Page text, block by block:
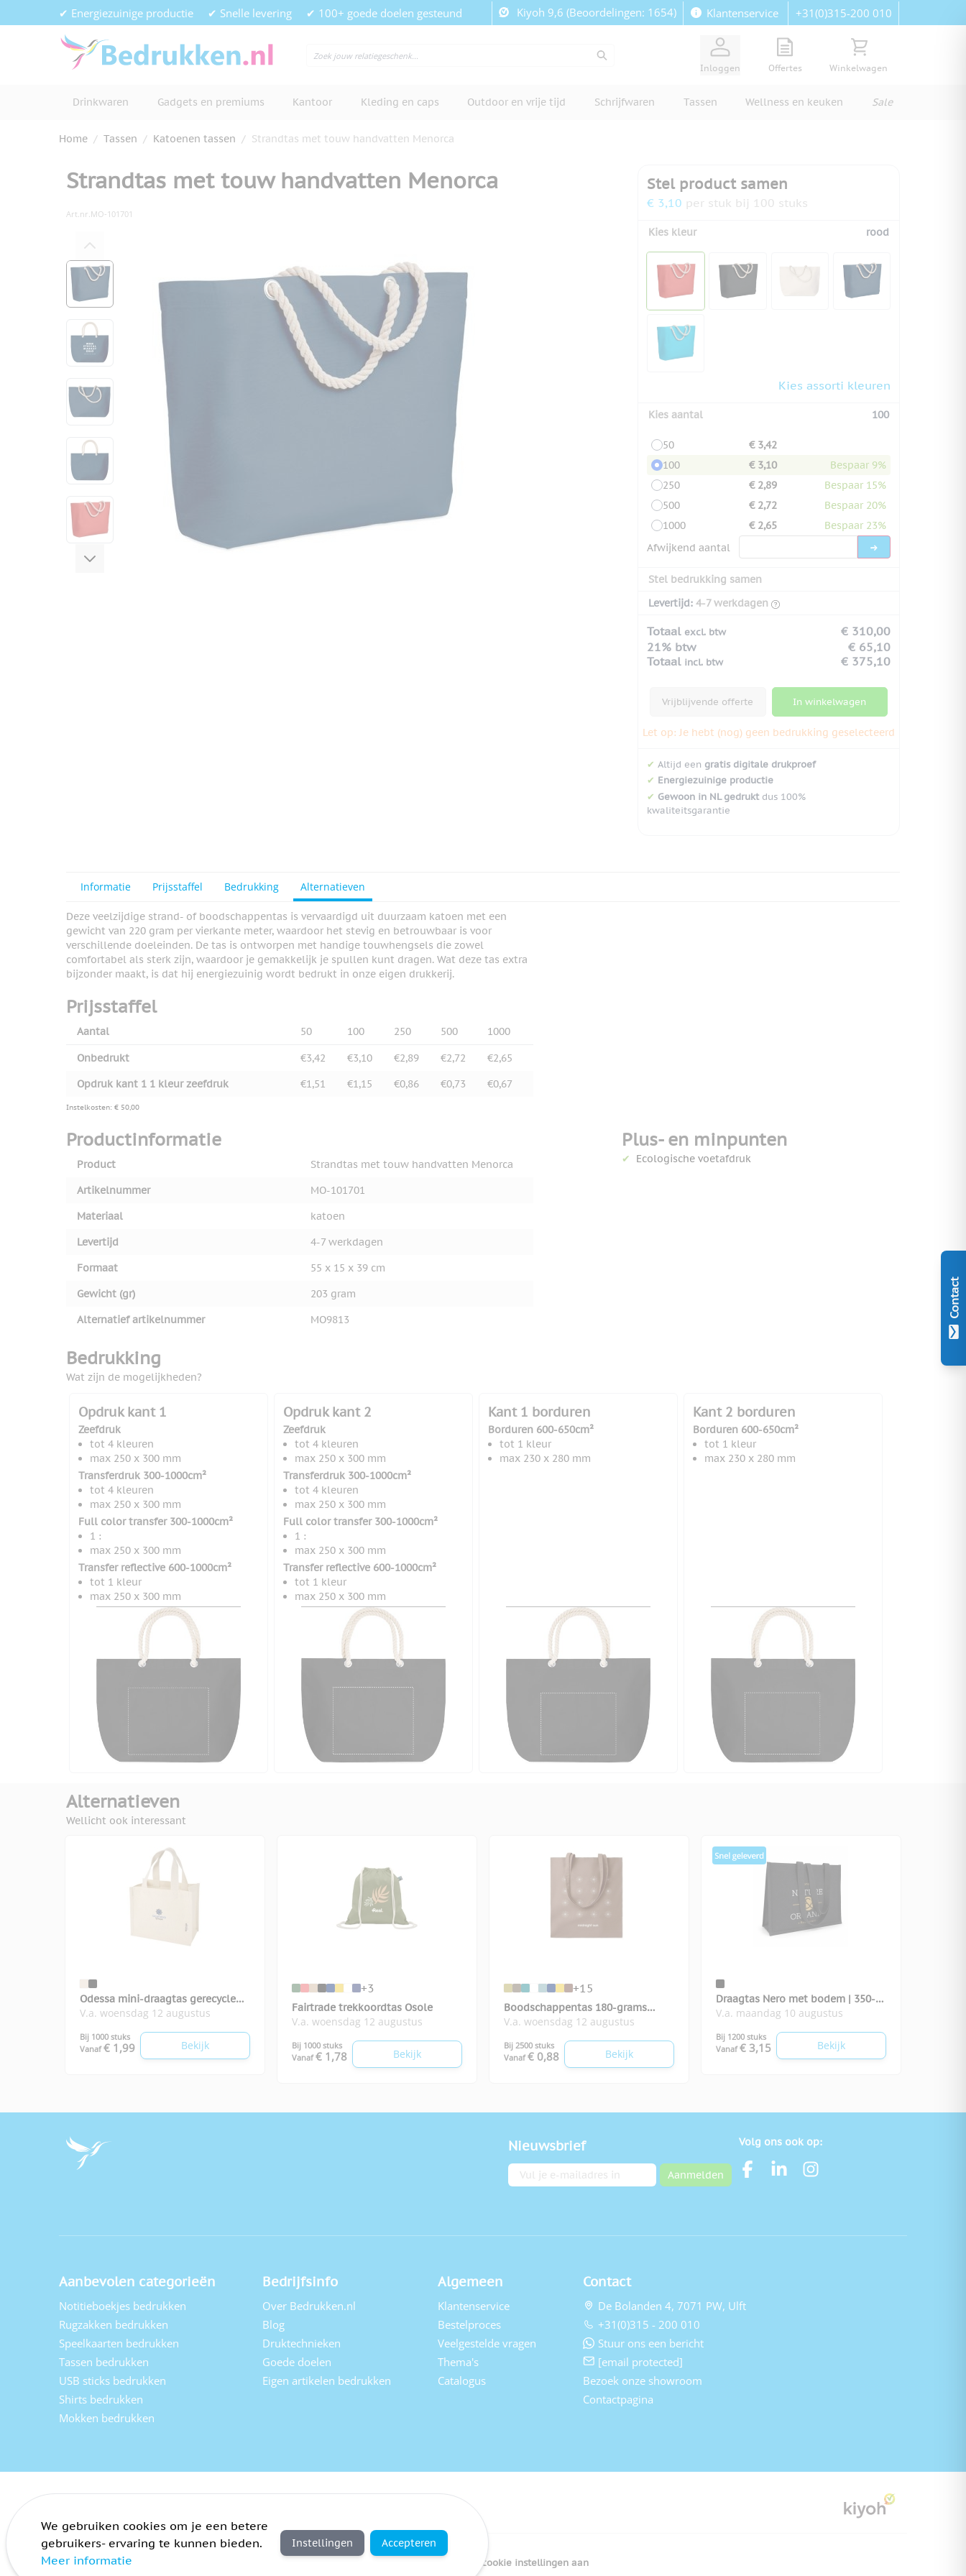
Contact
Ga naar de inhoud✔ Energiezuinige productie ✔ Snelle levering ✔ 100+ goede doelen gesteund Kiyoh 9,6 (Beoordelingen: 1654) Klantenservice +31(0)315-200 010
Inloggen
View quote, Quote is empty
Offertes
Bekijk winkelwagen,
Winkelwagen
Drinkwaren Gadgets en premiums Kantoor Kleding en caps Outdoor en vrije tijd Schrijfwaren Tassen Wellness en keuken Sale
Home / Tassen / Katoenen tassen / Strandtas met touw handvatten Menorca
Strandtas met touw handvatten Menorca
Art.nr.MO-101701
View larger image
View larger image
View larger image
View larger image
View larger image
View larger image
Stel product samen
€ 3,10 per stuk bij 100 stuks
Kies kleur rood
Kies assorti kleuren
Kies aantal 100
50
€ 3,42
100
€ 3,10
Bespaar 9%
250
€ 2,89
Bespaar 15%
500
€ 2,72
Bespaar 20%
1000
€ 2,65
Bespaar 23%
Afwijkend aantal
Stel bedrukking samen
Levertijd: 4-7 werkdagen
Totaal excl. btw
€ 310,00
21% btw
€ 65,10
Totaal incl. btw € 375,10
Vrijblijvende offerte In winkelwagen
Let op: Je hebt (nog) geen bedrukking geselecteerd
✔ Altijd een gratis digitale drukproef
✔ Energiezuinige productie
✔ Gewoon in NL gedruktdus 100%
kwaliteitsgarantie
Informatie Prijsstaffel Bedrukking Alternatieven
Deze veelzijdige strand- of boodschappentas is vervaardigd uit duurzaam katoen met een
gewicht van 220 gram per vierkante meter, waardoor het stevig en betrouwbaar is voor
verschillende doeleinden. De tas is ontworpen met handige touwhengsels die zowel
comfortabel als sterk zijn, waardoor je gemakkelijk je spullen kunt dragen. Wat deze tas extra
bijzonder maakt, is dat hij energiezuinig wordt bedrukt in onze eigen drukkerij.
Prijsstaffel
Aantal 50 100 250 500 1000
Onbedrukt €3,42 €3,10 €2,89 €2,72
€2,65
Opdruk kant 1 1 kleur zeefdruk
€1,51 €1,15 €0,86 €0,73 €0,67
Instelkosten: € 50,00
Productinformatie
Product
Strandtas met touw handvatten Menorca
Artikelnummer
MO-101701
Materiaal
katoen
Levertijd
4-7 werkdagen
Formaat
55 x 15 x 39 cm
Gewicht (gr)
203 gram
Alternatief artikelnummer
MO9813
Plus- en minpunten
Ecologische voetafdruk
Bedrukking
Wat zijn de mogelijkheden?
Opdruk kant 1
Zeefdruk
tot 4 kleuren
max 250 x 300 mm
Transferdruk 300-1000cm²
tot 4 kleuren
max 250 x 300 mm
Full color transfer 300-1000cm²
1 :
max 250 x 300 mm
Transfer reflective 600-1000cm²
tot 1 kleur
max 250 x 300 mm
Opdruk kant 2
Zeefdruk
tot 4 kleuren
max 250 x 300 mm
Transferdruk 300-1000cm²
tot 4 kleuren
max 250 x 300 mm
Full color transfer 300-1000cm²
1 :
max 250 x 300 mm
Transfer reflective 600-1000cm²
tot 1 kleur
max 250 x 300 mm
Kant 1 borduren
Borduren 600-650cm²
tot 1 kleur
max 230 x 280 mm
Kant 2 borduren
Borduren 600-650cm²
tot 1 kleur
max 230 x 280 mm
Alternatieven
Wellicht ook interessant
Odessa mini-draagtas gerecycled
katoen
V.a. woensdag 12 augustus
Bij 1000 stuks
Vanaf € 1,99 Bekijk
+3
Fairtrade trekkoordtas Osole
V.a. woensdag 12 augustus
Bij 1000 stuks
Vanaf € 1,78 Bekijk
+15
Boodschappentas 180-grams
Cottonel colour++
V.a. woensdag 12 augustus
Bij 2500 stuks
Vanaf € 0,88 Bekijk
Draagtas Nero met bodem | 350-
grams
V.a. maandag 10 augustus
Bij 1200 stuks
Vanaf € 3,15 Bekijk
Nieuwsbrief
E-mailadres Aanmelden
Volg ons ook op:
Aanbevolen categorieën
Notitieboekjes bedrukken
Rugzakken bedrukken
Speelkaarten bedrukken
Tassen bedrukken
USB sticks bedrukken
Shirts bedrukken
Mokken bedrukken
Bedrijfsinfo
Over Bedrukken.nl
Blog
Druktechnieken
Goede doelen
Eigen artikelen bedrukken
Algemeen
Klantenservice
Bestelproces
Veelgestelde vragen
Thema's
Catalogus
Contact
De Bolanden 4, 7071 PW, Ulft
+31(0)315 - 200 010
Stuur ons een bericht
[email protected]
Bezoek onze showroom
Contactpagina
Algemene voorwaarden Pas cookie instellingen aan
We gebruiken cookies om je een betere
gebruikers- ervaring te kunnen bieden.
Meer informatie
Instellingen Accepteren